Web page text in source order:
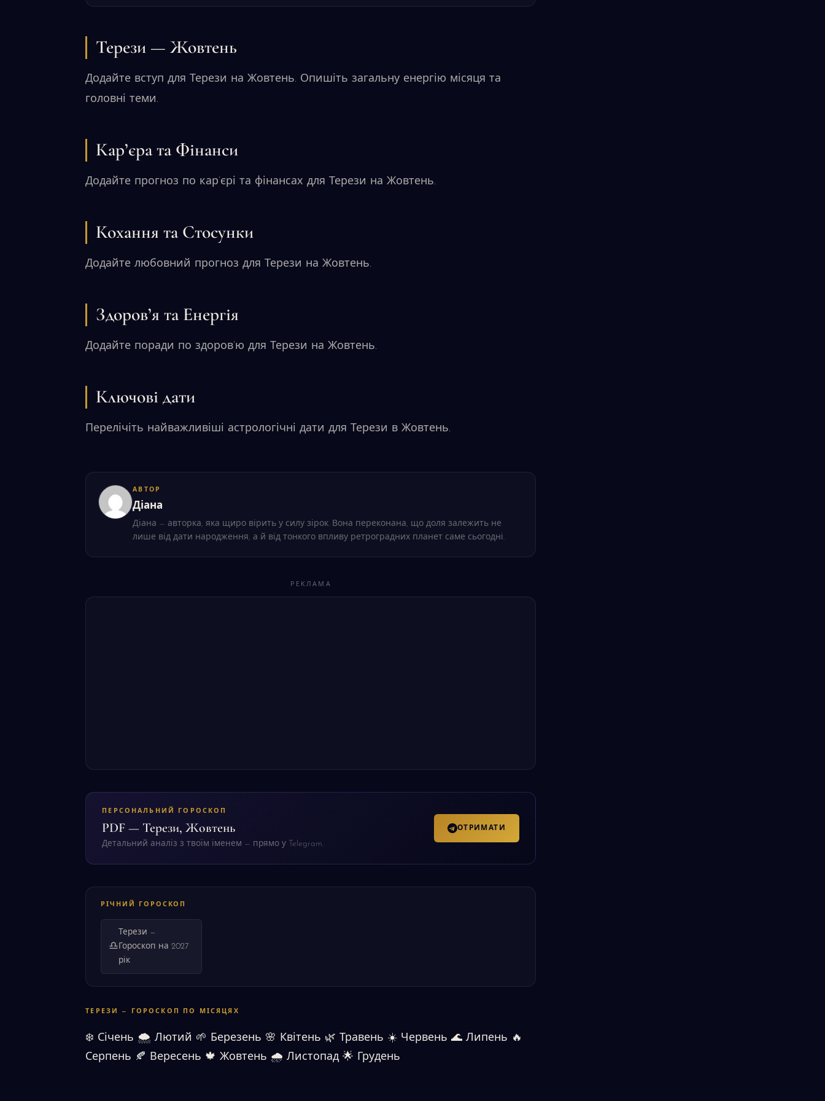
Терези — Жовтень
Додайте вступ для Терези на Жовтень. Опишіть загальну енергію місяця та
головні теми.
Кар’єра та Фінанси
Додайте прогноз по кар’єрі та фінансах для Терези на Жовтень.
Кохання та Стосунки
Додайте любовний прогноз для Терези на Жовтень.
Здоров’я та Енергія
Додайте поради по здоров’ю для Терези на Жовтень.
Ключові дати
Перелічіть найважливіші астрологічні дати для Терези в Жовтень.
АВТОР
Діана
Діана — авторка, яка щиро вірить у силу зірок. Вона переконана, що доля залежить не
лише від дати народження, а й від тонкого впливу ретроградних планет саме сьогодні.
РЕКЛАМА
ПЕРСОНАЛЬНИЙ ГОРОСКОП
PDF — Терези, Жовтень
Детальний аналіз з твоїм іменем — прямо у Telegram.
ОТРИМАТИ
РІЧНИЙ ГОРОСКОП
♎
Терези —
Гороскоп на 2027
рік
ТЕРЕЗИ — ГОРОСКОП ПО МІСЯЦЯХ
❄️ Січень 🌨 Лютий 🌱 Березень 🌸 Квітень 🌿 Травень ☀️ Червень 🌊 Липень 🔥
Серпень 🍂 Вересень 🍁 Жовтень 🌧 Листопад 🌟 Грудень